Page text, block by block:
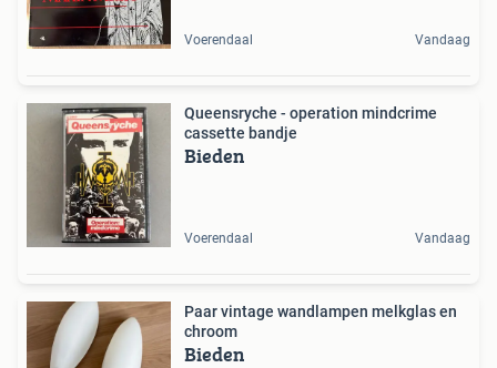
Voerendaal Vandaag
Queensryche - operation mindcrime
cassette bandje
Bieden
Voerendaal Vandaag
Paar vintage wandlampen melkglas en
chroom
Bieden